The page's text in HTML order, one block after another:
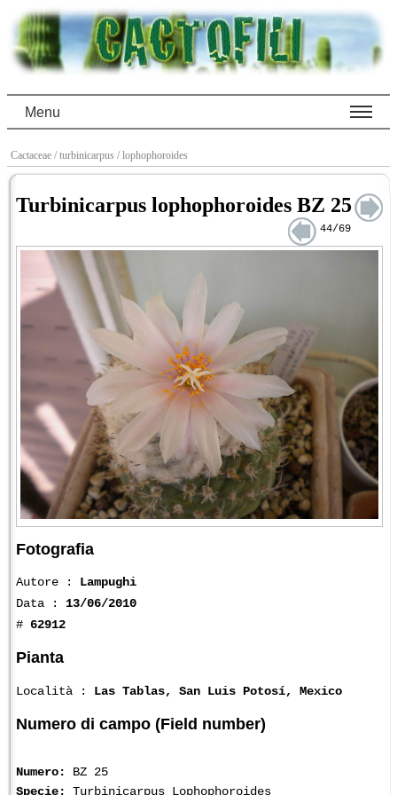
Menu
Cactaceae / turbinicarpus / lophophoroides
Turbinicarpus lophophoroides BZ 25
44/69
Fotografia
Autore : Lampughi
Data : 13/06/2010
# 62912
Pianta
Località : Las Tablas, San Luis Potosí, Mexico
Numero di campo (Field number)
Numero:
BZ 25
Specie:
Turbinicarpus Lophophoroides